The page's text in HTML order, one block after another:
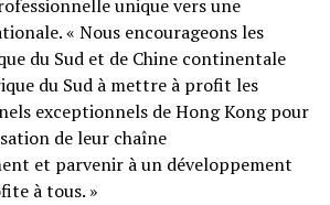
unique vers une
« Nous encourageons les
du Sud et de Chine continentale
du Sud à mettre à profit les
exceptionnels de Hong Kong pour
de leur chaîne
et parvenir à un développement
à tous. »